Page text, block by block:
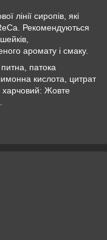
лінії сиропів, які
Рекомендуються
аромату і смаку.
патока
кислота, цитрат
харчовий: Жовте